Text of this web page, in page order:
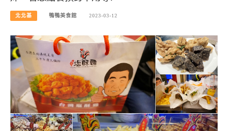
北北基 鴨鴨美食館 2023-03-12